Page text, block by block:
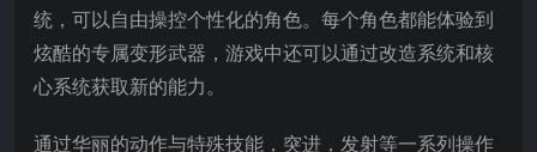
统，可以自由操控个性化的角色。每个角色都能体验到
炫酷的专属变形武器，游戏中还可以通过改造系统和核
心系统获取新的能力。
通过华丽的动作与特殊技能，突进，发射等一系列操作